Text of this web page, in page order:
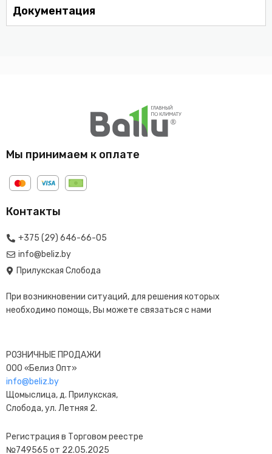
Документация
Мы принимаем к оплате
Контакты
+375 (29) 646-66-05
info@beliz.by
Прилукская Слобода
При возникновении ситуаций, для решения которых
необходимо помощь, Вы можете связаться с нами
РОЗНИЧНЫЕ ПРОДАЖИ
ООО «Белиз Опт»
info@beliz.by
Щомыслица, д. Прилукская,
Слобода, ул. Летняя 2.
Регистрация в Торговом реестре
№749565 от 22.05.2025